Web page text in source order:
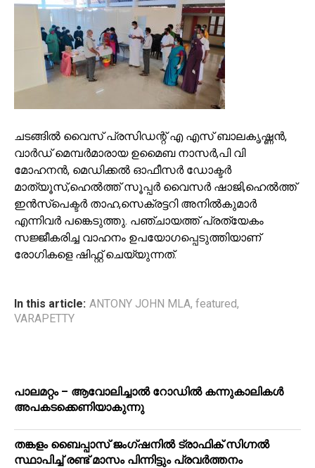
ചടങ്ങിൽ വൈസ് പ്രസിഡന്റ് എ എസ് ബാലകൃഷ്ണൻ,
വാർഡ് മെമ്പർമാരായ ഉമൈബ നാസർ,പി വി
മോഹനൻ, മെഡിക്കൽ ഓഫീസർ ഡോക്ടർ
മാത്യൂസ്,ഹെൽത്ത് സൂപ്പർ വൈസർ ഷാജി,ഹെൽത്ത്
ഇൻസ്പെക്ടർ താഹ,സെക്രട്ടറി അനിൽകുമാർ
എന്നിവർ പങ്കെടുത്തു. പഞ്ചായത്ത് പ്രത്യേകം
സജ്ജീകരിച്ച വാഹനം ഉപയോഗപ്പെടുത്തിയാണ്
രോഗികളെ ഷിഫ്റ്റ് ചെയ്യുന്നത്.
In this article: ANTONY JOHN MLA, featured,
VARAPETTY
പാലമറ്റം – ആവോലിച്ചാൽ റോഡിൽ കന്നുകാലികൾ
അപകടക്കെണിയാകുന്നു
തങ്കളം ബൈപ്പാസ് ജംഗ്ഷനിൽ ട്രാഫിക് സിഗ്നല്‍
സ്ഥാപിച്ച് രണ്ട് മാസം പിന്നിട്ടും പ്രവർത്തനം